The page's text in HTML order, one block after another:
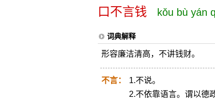
口不言钱 kǒu bù yán
词典解释
形容廉洁清高，不讲钱财。
不言：
1.不说。
2.不依靠语言。谓以德